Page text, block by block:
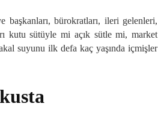
başkanları, bürokratları, ileri gelenleri,
kutu sütüyle mi açık sütle mi, market
suyunu ilk defa kaç yaşında içmişler